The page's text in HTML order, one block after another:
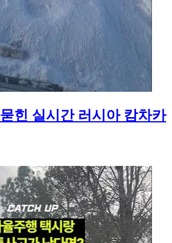
힌 실시간 러시아 캄차카